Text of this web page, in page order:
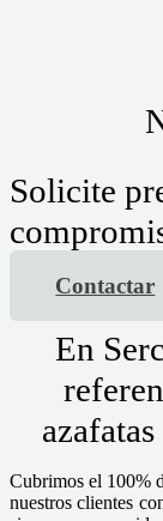
Solicite
Contactar
En
Cubrimos el 100%
nuestros clientes